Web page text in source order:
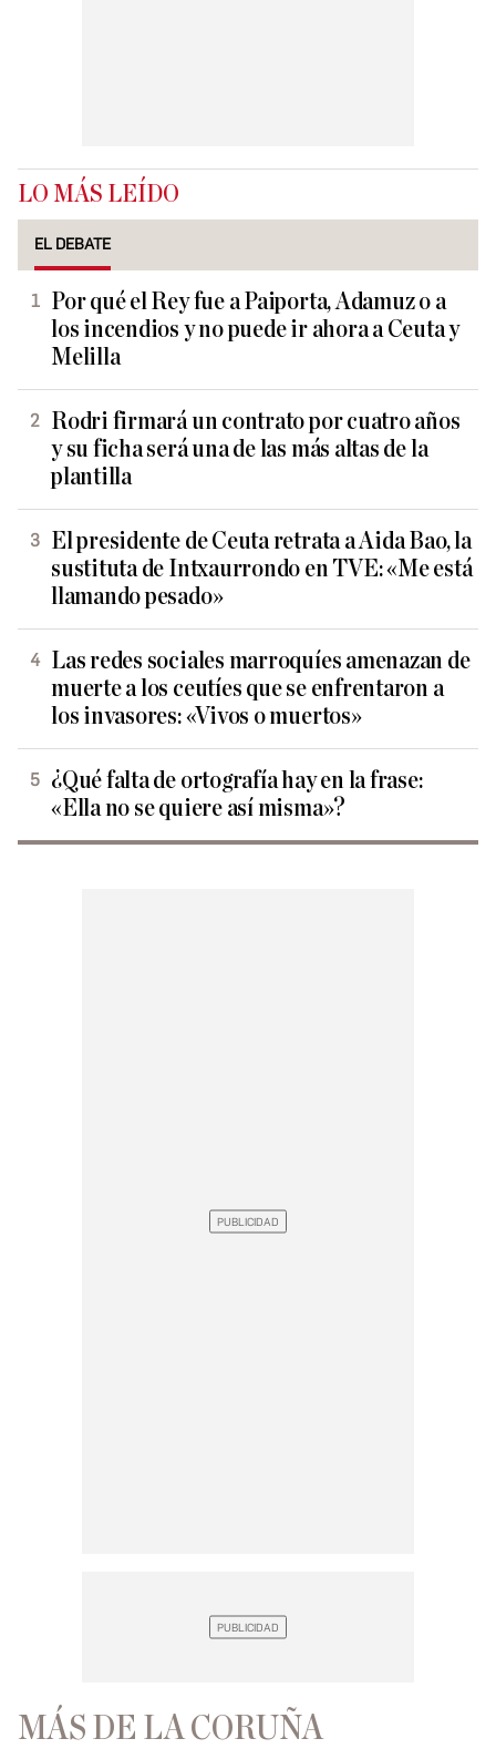
LO MÁS LEÍDO
EL DEBATE
Por qué el Rey fue a Paiporta, Adamuz o a
los incendios y no puede ir ahora a Ceuta y
Melilla
Rodri firmará un contrato por cuatro años
y su ficha será una de las más altas de la
plantilla
El presidente de Ceuta retrata a Aida Bao, la
sustituta de Intxaurrondo en TVE: «Me está
llamando pesado»
Las redes sociales marroquíes amenazan de
muerte a los ceutíes que se enfrentaron a
los invasores: «Vivos o muertos»
¿Qué falta de ortografía hay en la frase:
«Ella no se quiere así misma»?
MÁS DE LA CORUÑA